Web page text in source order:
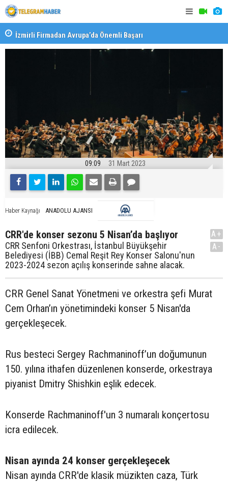
İzmirli Firmadan Avrupa’da Önemli Başarı
Devlet
09:09 31 Mart 2023
Haber Kaynağı ANADOLU AJANSI
CRR'de konser sezonu 5 Nisan’da başlıyor
CRR Senfoni Orkestrası, İstanbul Büyükşehir
Belediyesi (İBB) Cemal Reşit Rey Konser Salonu'nun
2023-2024 sezon açılış konserinde sahne alacak.
A+
A-
CRR Genel Sanat Yönetmeni ve orkestra şefi Murat
Cem Orhan’ın yönetimindeki konser 5 Nisan'da
gerçekleşecek.
Rus besteci Sergey Rachmaninoff’un doğumunun
150. yılına ithafen düzenlenen konserde, orkestraya
piyanist Dmitry Shishkin eşlik edecek.
Konserde Rachmaninoff'un 3 numaralı konçertosu
icra edilecek.
Nisan ayında 24 konser gerçekleşecek
Nisan ayında CRR'de klasik müzikten caza, Türk